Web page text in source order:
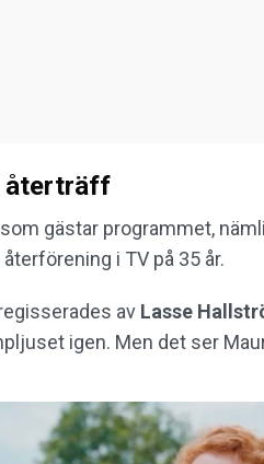
återträff
gästar programmet,
i TV på 35 år.
av Lasse
igen. Men det ser